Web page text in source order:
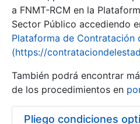
a FNMT-RCM en la
Sector Público accediendo
Plataforma de Contratación
(https://
También podrá encontrar
de los procedimientos en